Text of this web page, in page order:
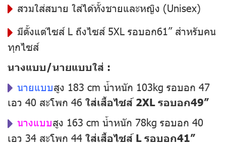
สวมใส่สบาย ใส่ได้ทั้งชายและหญิง (Unisex)
มีตั้งแต่ไซส์ L ถึงไซส์ 5XL รอบอก61” สำหรับคน
ทุกไซส์
นางแบบ/นายแบบใส่ :
นายแบบสูง 183 cm น้ำหนัก 103kg รอบอก 47
เอว 40 สะโพก 46 ใส่เสื้อไซส์ 2XL รอบอก49”
นางแบบสูง 163 cm น้ำหนัก 78kg รอบอก 40
เอว 34 สะโพก 44 ใส่เสื้อไซส์ L รอบอก41”